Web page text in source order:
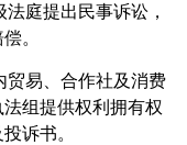
庭提出民事诉讼，
。
贸易、合作社及消费
组提供权利拥有权
诉书。